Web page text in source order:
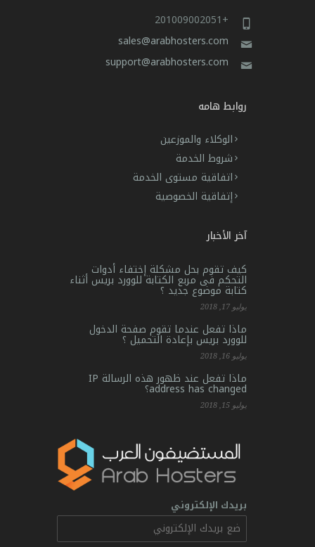
+201009002051
sales@arabhosters.com
support@arabhosters.com
روابط هامه
الوكلاء والموزعين
شروط الخدمة
اتفاقية مستوى الخدمة
إتفاقية الخصوصية
آخر الأخبار
كيف تقوم بحل مشكلة إختفاء أدوات
التحكم فى مربع الكتابة للوورد بريس أثناء
كتابة موضوع جديد ؟
يوليو 17, 2018
ماذا تفعل عندما تقوم صفحة الدخول
للوورد بريس بإعادة التحميل ؟
يوليو 16, 2018
ماذا تفعل عند ظهور هذه الرسالة IP
address has changed؟
يوليو 15, 2018
بريدك الإلكتروني